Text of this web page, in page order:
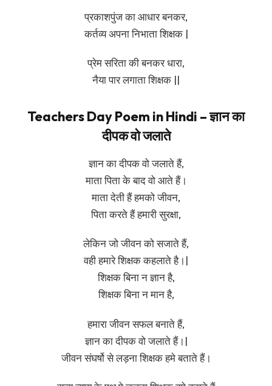
प्रकाशपुंज का आधार बनकर,
कर्तव्य अपना निभाता शिक्षक |
प्रेम सरिता की बनकर धारा,
नैया पार लगाता शिक्षक ||
Teachers Day Poem in Hindi – ज्ञान का
दीपक वो जलाते
ज्ञान का दीपक वो जलाते हैं,
माता पिता के बाद वो आते हैं।
माता देती हैं हमको जीवन,
पिता करते हैं हमारी सुरक्षा,
लेकिन जो जीवन को सजाते हैं,
वही हमारे शिक्षक कहलाते है।|
शिक्षक बिना न ज्ञान है,
शिक्षक बिना न मान है,
हमारा जीवन सफल बनाते हैं,
ज्ञान का दीपक वो जलाते हैं।|
जीवन संघर्षो से लड़ना शिक्षक हमे बताते हैं।